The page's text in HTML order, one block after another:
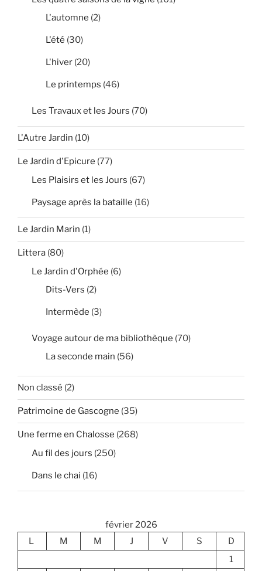
L'automne (2)
L'été (30)
L'hiver (20)
Le printemps (46)
Les Travaux et les Jours (70)
L'Autre Jardin (10)
Le Jardin d'Epicure (77)
Les Plaisirs et les Jours (67)
Paysage après la bataille (16)
Le Jardin Marin (1)
Littera (80)
Le Jardin d'Orphée (6)
Dits-Vers (2)
Intermède (3)
Voyage autour de ma bibliothèque (70)
La seconde main (56)
Non classé (2)
Patrimoine de Gascogne (35)
Une ferme en Chalosse (268)
Au fil des jours (250)
Dans le chai (16)
février 2026
L
M M J V S
D
1